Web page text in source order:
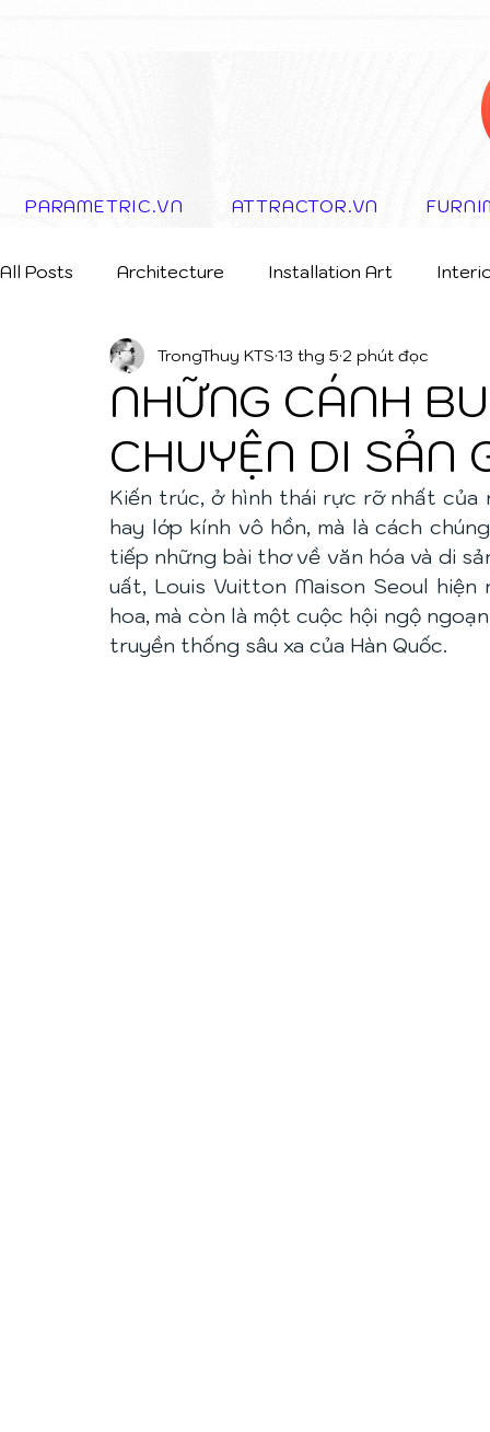
PARAMETRIC.VN ATTRACTOR.VN
All Posts Architecture Installation Art
Storytelling Concept
NHỮNG CÁNH
CHUYỆN DI SẢN
TrongThuy KTS 13 thg 5 2 phút đọc
Kiến trúc, ở hình thái rực rỡ nhất
hay lớp kính vô hồn, mà là cách
tiếp những bài thơ về văn hóa và di
uất, Louis Vuitton Maison Seoul
hoa, mà còn là một cuộc hội ngộ
truyền thống sâu xa của Hàn Quốc.